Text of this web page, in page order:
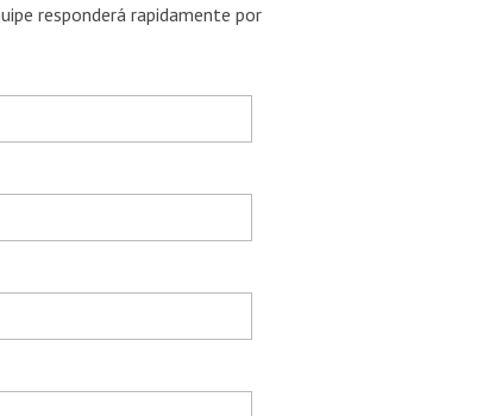
responderá rapidamente por